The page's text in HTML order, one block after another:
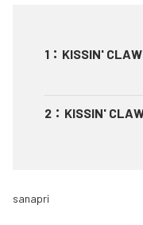
1 ： KISSIN'
2 ： KISSIN'
sanapri